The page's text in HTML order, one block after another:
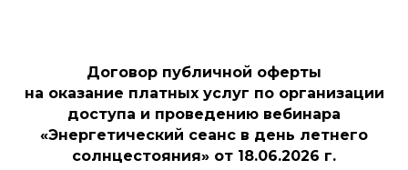
Договор публичной оферты
на оказание платных услуг по организации
доступа и проведению вебинара
«Энергетический сеанс в день летнего
солнцестояния» от 18.06.2026 г.